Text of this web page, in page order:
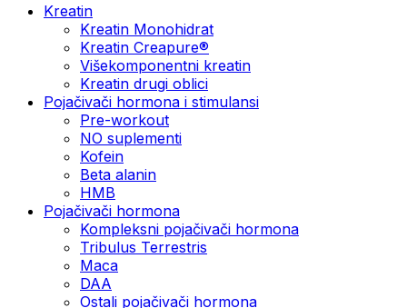
Kreatin
Kreatin Monohidrat
Kreatin Creapure®
Višekomponentni kreatin
Kreatin drugi oblici
Pojačivači hormona i stimulansi
Pre-workout
NO suplementi
Kofein
Beta alanin
HMB
Pojačivači hormona
Kompleksni pojačivači hormona
Tribulus Terrestris
Maca
DAA
Ostali pojačivači hormona